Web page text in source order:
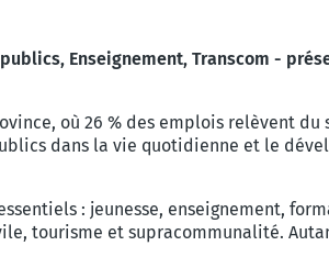
Enseignement, Transcom -
où 26 % des emplois relèvent
dans la vie quotidienne et le
: jeunesse, enseignement,
tourisme et supracommunalité.